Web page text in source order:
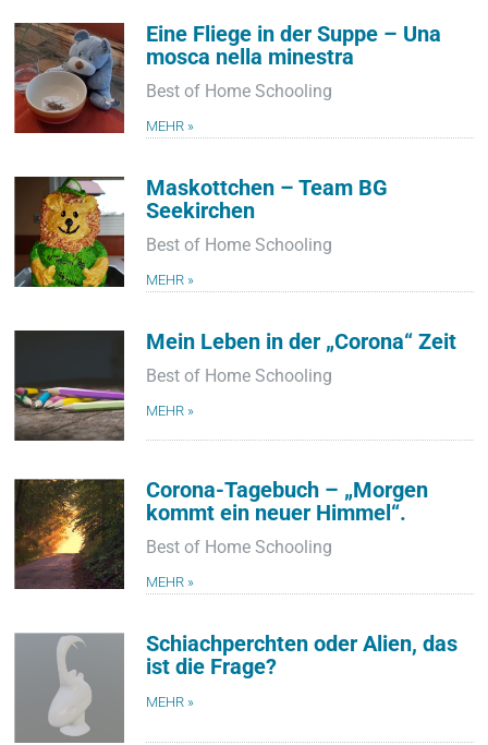
Eine Fliege in der Suppe – Una
mosca nella minestra
Best of Home Schooling
MEHR »
Maskottchen – Team BG
Seekirchen
Best of Home Schooling
MEHR »
Mein Leben in der „Corona“ Zeit
Best of Home Schooling
MEHR »
Corona-Tagebuch – „Morgen
kommt ein neuer Himmel“.
Best of Home Schooling
MEHR »
Schiachperchten oder Alien, das
ist die Frage?
MEHR »